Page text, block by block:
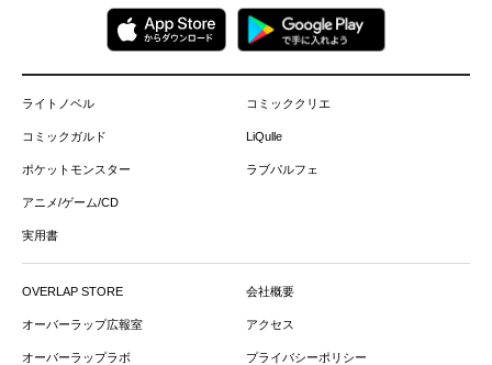
ライトノベル
コミックガルド
ポケットモンスター
アニメ/ゲーム/CD
実用書
コミッククリエ
LiQulle
ラブパルフェ
OVERLAP STORE
オーバーラップ広報室
オーバーラップラボ
会社概要
アクセス
プライバシーポリシー